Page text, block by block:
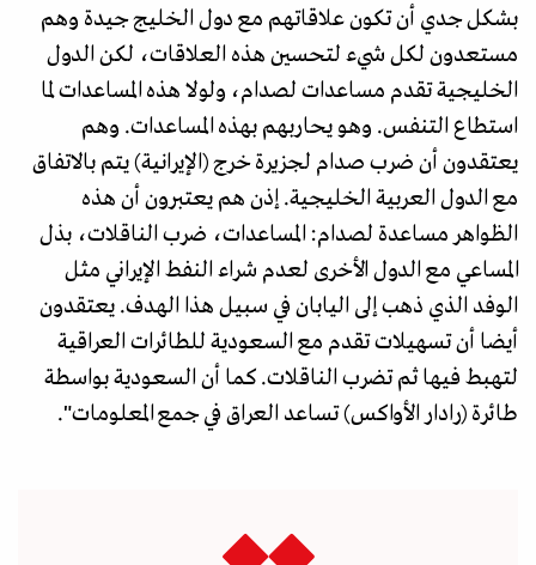
بشكل جدي أن تكون علاقاتهم مع دول الخليج جيدة وهم
مستعدون لكل شيء لتحسين هذه العلاقات، لكن الدول
الخليجية تقدم مساعدات لصدام، ولولا هذه المساعدات لما
استطاع التنفس. وهو يحاربهم بهذه المساعدات. وهم
يعتقدون أن ضرب صدام لجزيرة خرج (الإيرانية) يتم بالاتفاق
مع الدول العربية الخليجية. إذن هم يعتبرون أن هذه
الظواهر مساعدة لصدام: المساعدات، ضرب الناقلات، بذل
المساعي مع الدول الأخرى لعدم شراء النفط الإيراني مثل
الوفد الذي ذهب إلى اليابان في سبيل هذا الهدف. يعتقدون
أيضا أن تسهيلات تقدم مع السعودية للطائرات العراقية
لتهبط فيها ثم تضرب الناقلات. كما أن السعودية بواسطة
طائرة (رادار الأواكس) تساعد العراق في جمع المعلومات".